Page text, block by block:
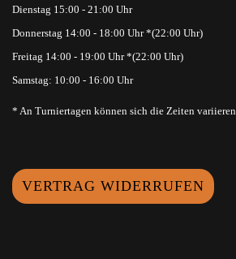
Dienstag 15:00 - 21:00 Uhr
Donnerstag 14:00 - 18:00 Uhr *(22:00 Uhr)
Freitag 14:00 - 19:00 Uhr *(22:00 Uhr)
Samstag: 10:00 - 16:00 Uhr
* An Turniertagen können sich die Zeiten variieren
VERTRAG WIDERRUFEN